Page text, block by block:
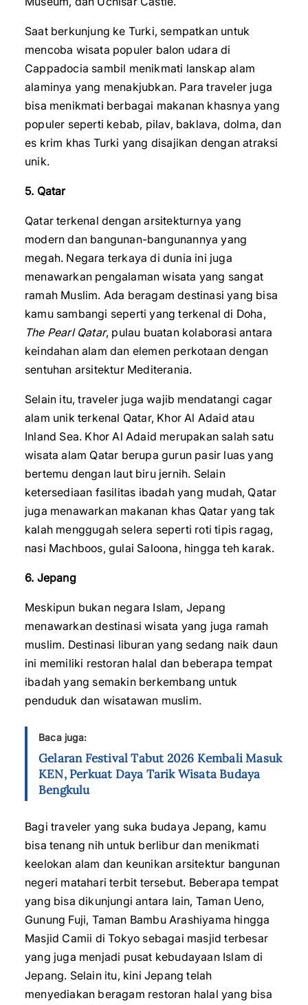
Saat berkunjung ke Turki, sempatkan untuk
mencoba wisata populer balon udara di
Cappadocia sambil menikmati lanskap alam
alaminya yang menakjubkan. Para traveler juga
bisa menikmati berbagai makanan khasnya yang
populer seperti kebab, pilav, baklava, dolma, dan
es krim khas Turki yang disajikan dengan atraksi
unik.
5. Qatar
Qatar terkenal dengan arsitekturnya yang
modern dan bangunan-bangunannya yang
megah. Negara terkaya di dunia ini juga
menawarkan pengalaman wisata yang sangat
ramah Muslim. Ada beragam destinasi yang bisa
kamu sambangi seperti yang terkenal di Doha,
The Pearl Qatar, pulau buatan kolaborasi antara
keindahan alam dan elemen perkotaan dengan
sentuhan arsitektur Mediterania.
Selain itu, traveler juga wajib mendatangi cagar
alam unik terkenal Qatar, Khor Al Adaid atau
Inland Sea. Khor Al Adaid merupakan salah satu
wisata alam Qatar berupa gurun pasir luas yang
bertemu dengan laut biru jernih. Selain
ketersediaan fasilitas ibadah yang mudah, Qatar
juga menawarkan makanan khas Qatar yang tak
kalah menggugah selera seperti roti tipis ragag,
nasi Machboos, gulai Saloona, hingga teh karak.
6. Jepang
Meskipun bukan negara Islam, Jepang
menawarkan destinasi wisata yang juga ramah
muslim. Destinasi liburan yang sedang naik daun
ini memiliki restoran halal dan beberapa tempat
ibadah yang semakin berkembang untuk
penduduk dan wisatawan muslim.
Baca juga:
Gelaran Festival Tabut 2026 Kembali Masuk
KEN, Perkuat Daya Tarik Wisata Budaya
Bengkulu
Bagi traveler yang suka budaya Jepang, kamu
bisa tenang nih untuk berlibur dan menikmati
keelokan alam dan keunikan arsitektur bangunan
negeri matahari terbit tersebut. Beberapa tempat
yang bisa dikunjungi antara lain, Taman Ueno,
Gunung Fuji, Taman Bambu Arashiyama hingga
Masjid Camii di Tokyo sebagai masjid terbesar
yang juga menjadi pusat kebudayaan Islam di
Jepang. Selain itu, kini Jepang telah
menyediakan beragam restoran halal yang bisa